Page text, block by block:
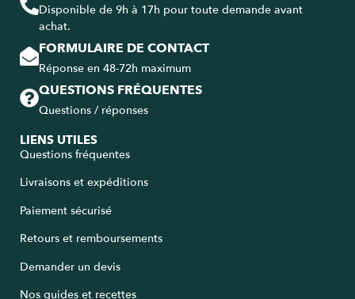
Disponible de 9h à 17h pour toute demande avant
achat.
FORMULAIRE DE CONTACT
Réponse en 48-72h maximum
QUESTIONS FRÉQUENTES
Questions / réponses
LIENS UTILES
Questions fréquentes
Livraisons et expéditions
Paiement sécurisé
Retours et remboursements
Demander un devis
Nos guides et recettes